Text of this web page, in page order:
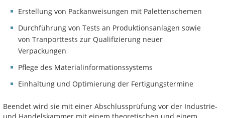
Erstellung von Packanweisungen mit Palettenschemen
Durchführung von Tests an Produktionsanlagen sowie
von Tranporttests zur Qualifizierung neuer
Verpackungen
Pflege des Materialinformationssystems
Einhaltung und Optimierung der Fertigungstermine
Beendet wird sie mit einer Abschlussprüfung vor der Industrie-